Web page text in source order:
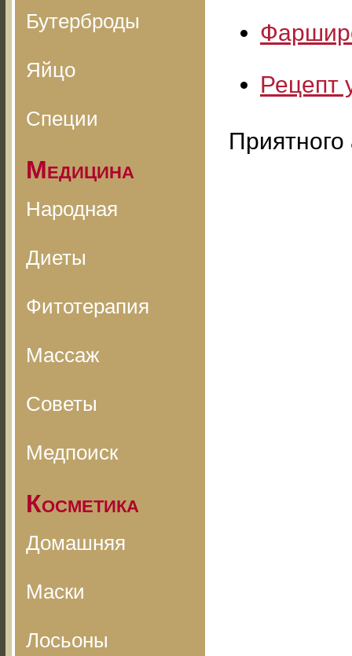
Бутерброды
Яйцо
Специи
Медицина
Народная
Диеты
Фитотерапия
Массаж
Советы
Медпоиск
Косметика
Домашняя
Маски
Лосьоны
Рецепт
Приятного